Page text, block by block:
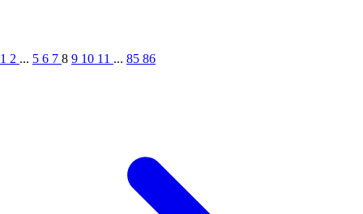
1 2 ... 5 6 7 8 9 10 11 ... 85 86